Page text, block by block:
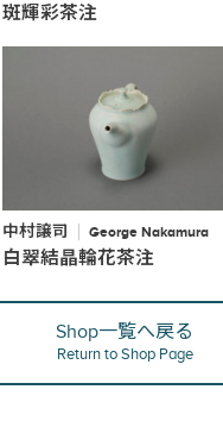
斑輝彩茶注
中村譲司 George Nakamura
白翠結晶輪花茶注
Shop一覧へ戻る
Return to Shop Page